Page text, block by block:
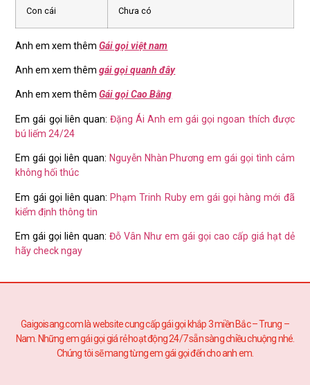
Con cái Chưa có
Anh em xem thêmGái gọi việt nam
Anh em xem thêmgái gọi quanh đây
Anh em xem thêmGái gọi Cao Bằng
Em gái gọi liên quan: Đặng Ái Anh em gái gọi ngoan thích được
bú liếm 24/24
Em gái gọi liên quan: Nguyễn Nhàn Phương em gái gọi tình cảm
không hối thúc
Em gái gọi liên quan:Phạm Trinh Ruby em gái gọi hàng mới đã
kiểm định thông tin
Em gái gọi liên quan:Đỗ Vân Như em gái gọi cao cấp giá hạt dẻ
hãy check ngay
Gaigoisang.com là website cung cấp gái gọi khắp 3 miền Bắc – Trung –
Nam. Những em gái gọi giá rẻ hoạt động 24/7 sẵn sàng chiều chuộng nhé.
Chúng tôi sẽ mang từng em gái gọi đến cho anh em.